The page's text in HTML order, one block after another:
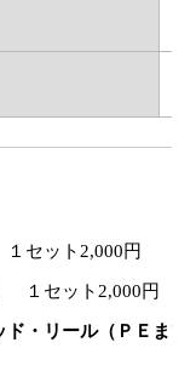
１セット2,000円
１セット2,000円
ド・リール（ＰＥま